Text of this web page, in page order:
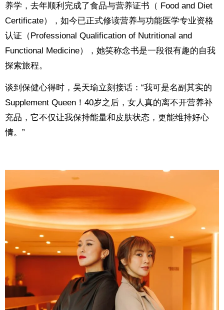
养学，去年顺利完成了食品与营养证书（ Food and Diet
Certificate），如今已正式修读营养与功能医学专业资格
认证（Professional Qualification of Nutritional and
Functional Medicine），她笑称念书是一段很有趣的自我
探索旅程。
谈到保健心得时，吴天瑜立刻接话：“我可是名副其实的
Supplement Queen！40岁之后，女人真的离不开营养补
充品，它不仅让我保持能量和皮肤状态，更能维持好心
情。”